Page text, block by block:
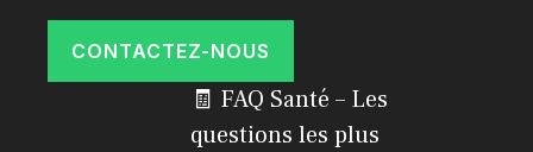
CONTACTEZ-NOUS
🧾 FAQ Santé – Les
questions les plus